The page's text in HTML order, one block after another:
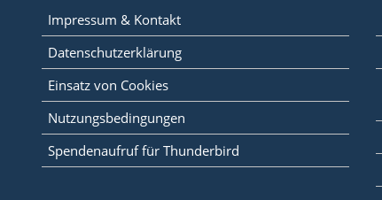
Impressum & Kontakt
Datenschutzerklärung
Einsatz von Cookies
Nutzungsbedingungen
Spendenaufruf für Thunderbird